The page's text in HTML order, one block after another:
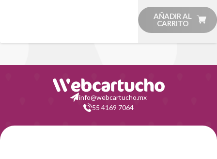
AÑADIR AL
CARRITO
info@webcartucho.mx
55 4169 7064